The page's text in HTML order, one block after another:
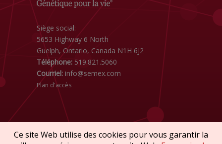
Siège social:
5653 Highway 6 North
Guelph, Ontario, Canada N1H 6J2
Téléphone: 519.821.5060
Courriel: info@semex.com
Plan d'accès
Ce site Web utilise des cookies pour vous garantir la